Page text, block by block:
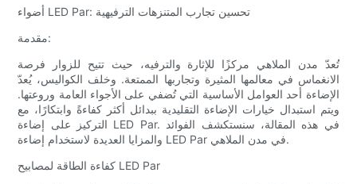
أضواء LED Par: تحسين تجارب المتنزهات الترفيهية
مقدمة:
تُعدّ مدن الملاهي مركزًا للإثارة والترفيه، حيث تتيح للزوار فرصة
الانغماس في معالمها المثيرة وتجاربها الممتعة. وخلف الكواليس، يُعدّ
الإضاءة أحد العوامل الأساسية التي تُضفي على الأجواء العامة وروعتها.
ويتم استبدال خيارات الإضاءة التقليدية ببدائل أكثر كفاءةً وابتكارًا، مع
التركيز على إضاءة LED Par. في هذه المقالة، سنستكشف الفوائد
والمزايا العديدة لاستخدام إضاءة LED Par في مدن الملاهي.
كفاءة الطاقة لمصابيح LED Par